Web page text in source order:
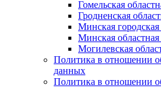
Гомельская
Гродненская
Минская городская
Минская областная
Могилевская
Политика в отношении
данных
Политика в отношении